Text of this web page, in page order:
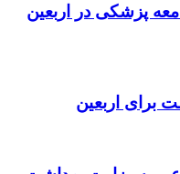
پزشکی در اربعین
برای اربعین